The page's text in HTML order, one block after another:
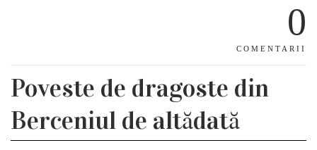
0
COMENTARII
Poveste de dragoste din
Berceniul de altădată